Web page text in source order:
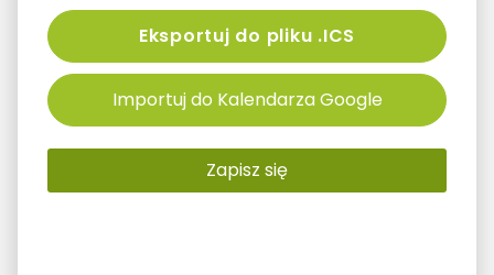
Eksportuj do pliku .ICS
Importuj do Kalendarza Google
Zapisz się